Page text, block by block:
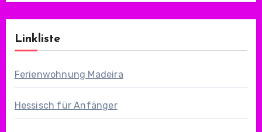
Linkliste
Ferienwohnung Madeira
Hessisch für Anfänger